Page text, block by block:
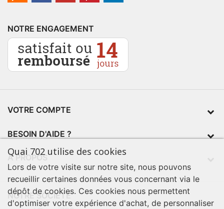
NOTRE ENGAGEMENT
VOTRE COMPTE
BESOIN D'AIDE ?
À PROPOS
NOTRE SOCIÉTÉ
Quai 702 utilise des cookies
Lors de votre visite sur notre site, nous pouvons
recueillir certaines données vous concernant via le
dépôt de cookies. Ces cookies nous permettent
d'optimiser votre expérience d'achat, de personnaliser